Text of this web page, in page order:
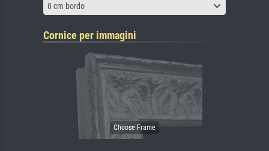
0 cm bordo
Cornice per immagini